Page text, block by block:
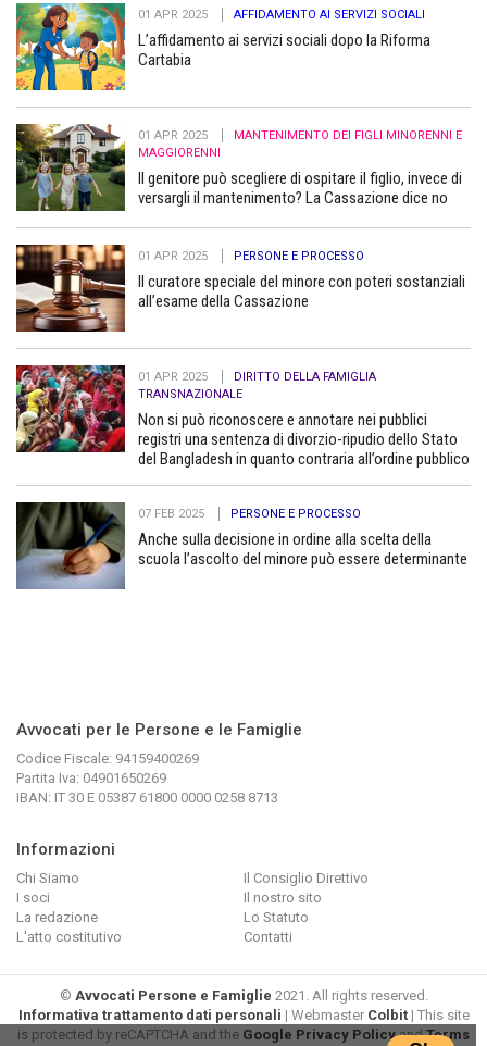
01 APR 2025 AFFIDAMENTO AI SERVIZI SOCIALI
L’affidamento ai servizi sociali dopo la Riforma
Cartabia
01 APR 2025
MANTENIMENTO DEI FIGLI MINORENNI E
MAGGIORENNI
Il genitore può scegliere di ospitare il figlio, invece di
versargli il mantenimento? La Cassazione dice no
01 APR 2025 PERSONE E PROCESSO
Il curatore speciale del minore con poteri sostanziali
all’esame della Cassazione
01 APR 2025
DIRITTO DELLA FAMIGLIA
TRANSNAZIONALE
Non si può riconoscere e annotare nei pubblici
registri una sentenza di divorzio-ripudio dello Stato
del Bangladesh in quanto contraria all’ordine pubblico
07 FEB 2025 PERSONE E PROCESSO
Anche sulla decisione in ordine alla scelta della
scuola l’ascolto del minore può essere determinante
Avvocati per le Persone e le Famiglie
Codice Fiscale: 94159400269
Partita Iva: 04901650269
IBAN: IT 30 E 05387 61800 0000 0258 8713
Informazioni
Chi Siamo
Il Consiglio Direttivo
I soci
Il nostro sito
La redazione
Lo Statuto
L'atto costitutivo
Contatti
© Avvocati Persone e Famiglie 2021. All rights reserved.
Informativa trattamento dati personali | Webmaster Colbit| This site
is protected by reCAPTCHA and the Google Privacy PolicyandTerms